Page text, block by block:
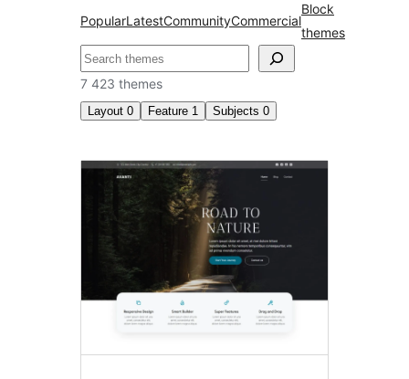
PopularLatestCommunityCommercial
Block
themes
Пошук
7 423 themes
Layout 0 Feature 1 Subjects 0
Translation
ready